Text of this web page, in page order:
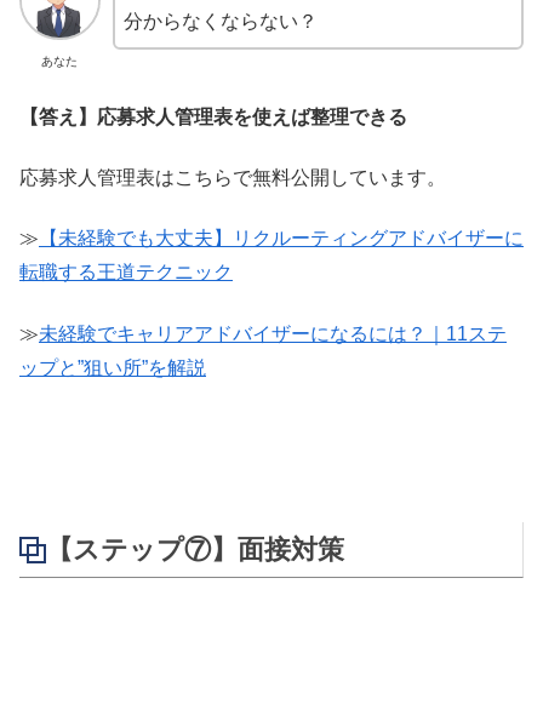
あなた
分からなくならない？
【答え】応募求人管理表を使えば整理できる
応募求人管理表はこちらで無料公開しています。
≫ 【未経験でも大丈夫】リクルーティングアドバイザーに
転職する王道テクニック
≫未経験でキャリアアドバイザーになるには？｜11ステ
ップと”狙い所”を解説
【ステップ⑦】面接対策